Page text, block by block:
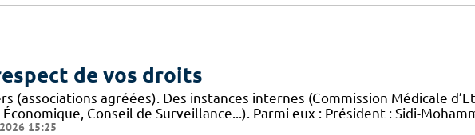
de vos droits
(associations agréées). Des instances internes (Commission Médicale
Économique, Conseil de Surveillance...). Parmi eux : Président : Sidi-
15:25